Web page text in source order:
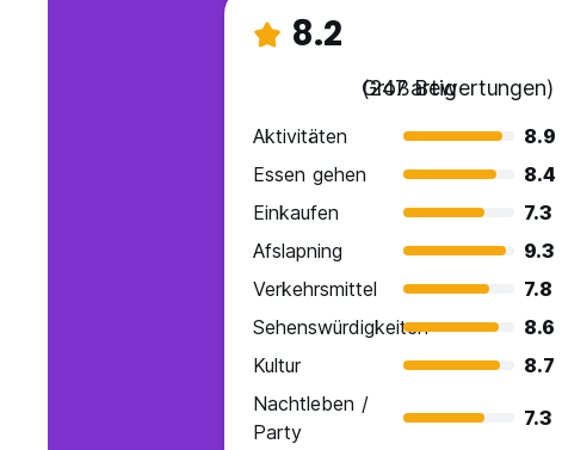
8.2
Großartig
(247 Bewertungen)
Aktivitäten
8.9
Essen gehen
8.4
Einkaufen
7.3
Afslapning
9.3
Verkehrsmittel
7.8
Sehenswürdigkeiten
8.6
Kultur
8.7
Nachtleben /
Party
7.3